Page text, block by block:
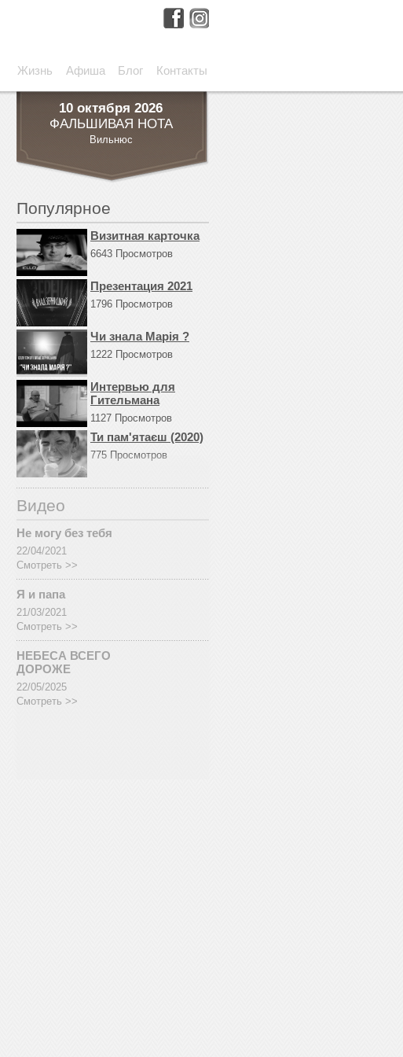
Жизнь Афиша Блог Контакты
10 октября 2026
ФАЛЬШИВАЯ НОТА
Вильнюс
Популярное
Визитная карточка
6643 Просмотров
Презентация 2021
1796 Просмотров
Чи знала Марiя ?
1222 Просмотров
Интервью для
Гительмана
1127 Просмотров
Ти пам'ятаєш (2020)
775 Просмотров
Видео
Не могу без тебя
22/04/2021
Смотреть >>
Я и папа
21/03/2021
Смотреть >>
НЕБЕСА ВСЕГО
ДОРОЖЕ
22/05/2025
Смотреть >>